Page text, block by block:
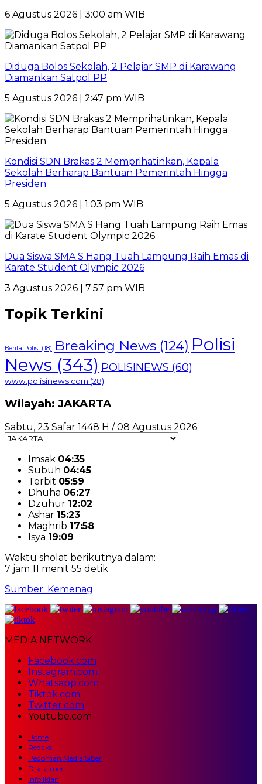
6 Agustus 2026 | 3:00 am WIB
Diduga Bolos Sekolah, 2 Pelajar SMP di Karawang
Diamankan Satpol PP
5 Agustus 2026 | 2:47 pm WIB
Kondisi SDN Brakas 2 Memprihatinkan, Kepala
Sekolah Berharap Bantuan Pemerintah Hingga
Presiden
5 Agustus 2026 | 1:03 pm WIB
Dua Siswa SMA S Hang Tuah Lampung Raih Emas di
Karate Student Olympic 2026
3 Agustus 2026 | 7:57 pm WIB
Topik Terkini
Berita Polisi (18) Breaking News (124) Polisi
News (343) POLISINEWS (60)
www.polisinews.com (28)
Wilayah: JAKARTA
Sabtu, 23 Safar 1448 H / 08 Agustus 2026
Imsak 04:35
Subuh 04:45
Terbit 05:59
Dhuha 06:27
Dzuhur 12:02
Ashar 15:23
Maghrib 17:58
Isya 19:09
Waktu sholat berikutnya dalam:
7 jam 11 menit 55 detik
Sumber: Kemenag
MEDIA NETWORK
Facebook.com
Instagram.com
Whatsapp.com
Tiktok.com
Twitter.com
Youtube.com
Home
Redaksi
Pedoman Media Siber
Disclaimer
Info Iklan